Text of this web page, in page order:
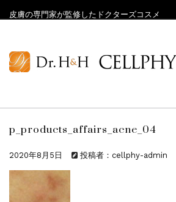
皮膚の専門家が監修したドクターズコスメ
p_products_affairs_acne_04
2020年8月5日 投稿者：cellphy-admin